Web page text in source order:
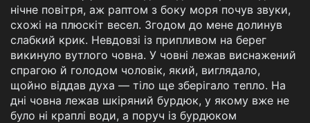
нічне повітря, аж раптом з боку моря почув звуки,
схожі на плюскіт весел. Згодом до мене долинув
слабкий крик. Невдовзі із припливом на берег
викинуло вутлого човна. У човні лежав виснажений
спрагою й голодом чоловік, який, виглядало,
щойно віддав духа — тіло ще зберігало тепло. На
дні човна лежав шкіряний бурдюк, у якому вже не
було ні краплі води, а поруч із бурдюком